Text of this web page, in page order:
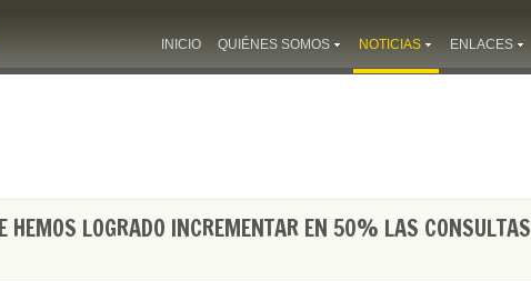
INICIO QUIÉNES SOMOS NOTICIAS ENLACES
HEMOS LOGRADO INCREMENTAR EN 50% LAS CONSULTAS